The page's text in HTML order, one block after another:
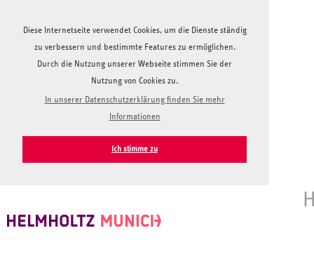
Diese Internetseite verwendet Cookies, um die Dienste ständig
zu verbessern und bestimmte Features zu ermöglichen.
Durch die Nutzung unserer Webseite stimmen Sie der
Nutzung von Cookies zu.
In unserer Datenschutzerklärung finden Sie mehr
Informationen
Ich stimme zu